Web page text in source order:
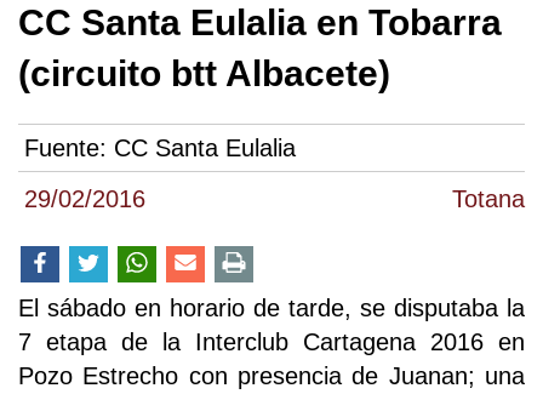
29/02/2016 Totana
CC Santa Eulalia en Tobarra
(circuito btt Albacete)
Fuente: CC Santa Eulalia
El sábado en horario de tarde, se disputaba la
7 etapa de la Interclub Cartagena 2016 en
Pozo Estrecho con presencia de Juanan; una